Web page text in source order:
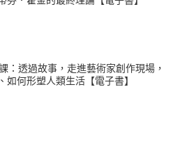
：透過故事，走進藝術家創作現場，
如何形塑人類生活【電子書】